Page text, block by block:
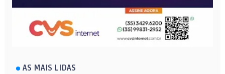
AS MAIS LIDAS